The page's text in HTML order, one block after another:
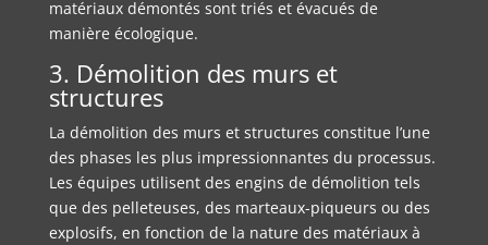
matériaux démontés sont triés et évacués de
manière écologique.
3. Démolition des murs et
structures
La démolition des murs et structures constitue l’une
des phases les plus impressionnantes du processus.
Les équipes utilisent des engins de démolition tels
que des pelleteuses, des marteaux-piqueurs ou des
explosifs, en fonction de la nature des matériaux à